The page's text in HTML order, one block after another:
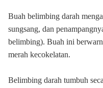
Buah belimbing darah
sungsang, dan
belimbing). Buah ini
merah kecokelatan.
Belimbing darah tumbuh